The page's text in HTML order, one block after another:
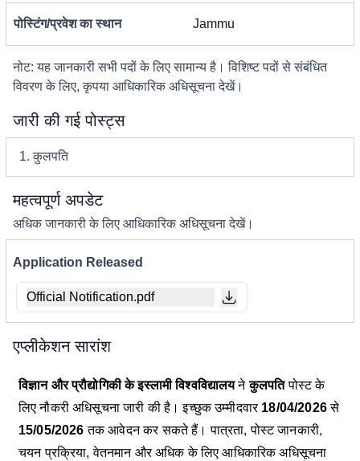
पोस्टिंग/प्रवेश का स्थान Jammu
नोट: यह जानकारी सभी पदों के लिए सामान्य है। विशिष्ट पदों से संबंधित
विवरण के लिए, कृपया आधिकारिक अधिसूचना देखें।
जारी की गई पोस्ट्स
1. कुलपति
महत्वपूर्ण अपडेट
अधिक जानकारी के लिए आधिकारिक अधिसूचना देखें।
Application Released
Official Notification.pdf
एप्लीकेशन सारांश
विज्ञान और प्रौद्योगिकी के इस्लामी विश्वविद्यालयनेकुलपतिपोस्ट के
लिए नौकरी अधिसूचना जारी की है। इच्छुक उम्मीदवार 18/04/2026से
15/05/2026 तक आवेदन कर सकते हैं। पात्रता, पोस्ट जानकारी,
चयन प्रक्रिया, वेतनमान और अधिक के लिए आधिकारिक अधिसूचना